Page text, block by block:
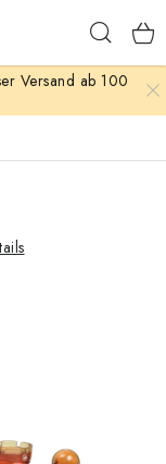
Versand ab 100